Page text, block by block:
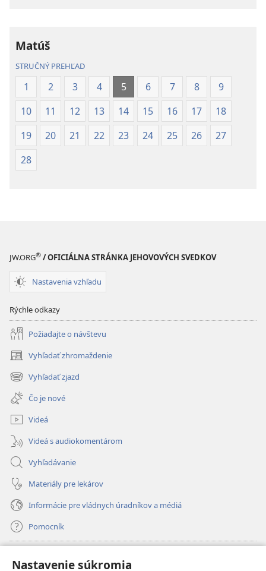
Nastavenie súkromia
Matúš
STRUČNÝ PREHĽAD
1 2 3 4 5 6 7 8
9
10
11 12 13 14 15 16 17
18
19
20 21 22 23 24 25 26
27
28
JW.ORG® / OFICIÁLNA STRÁNKA JEHOVOVÝCH SVEDKOV
Nastavenia vzhľadu
Rýchle odkazy
Požiadajte o návštevu
Vyhľadať zhromaždenie
(otvorí
nové
okno)
Vyhľadať zjazd
(otvorí
nové
okno)
Čo je nové
Videá
Videá s audiokomentárom
Vyhľadávanie
Materiály pre lekárov
Informácie pre vládnych úradníkov a médiá
Pomocník
(otvorí